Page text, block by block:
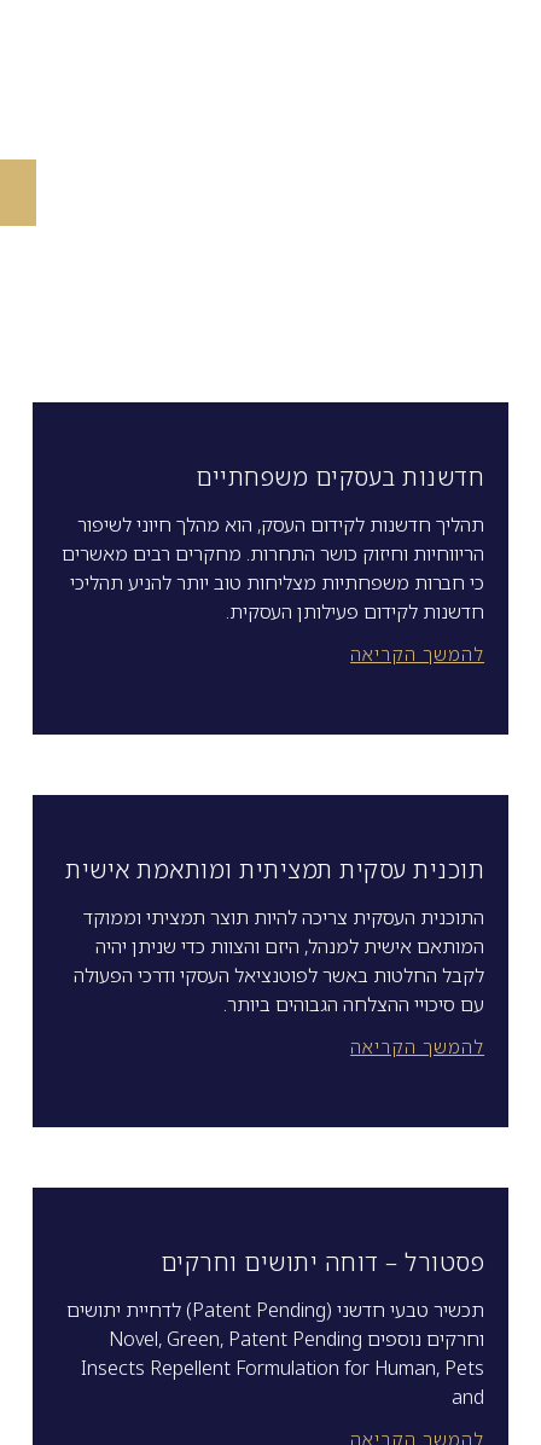
חדשנות בעסקים משפחתיים
תהליך חדשנות לקידום העסק, הוא מהלך חיוני לשיפור
הריווחיות וחיזוק כושר התחרות. מחקרים רבים מאשרים
כי חברות משפחתיות מצליחות טוב יותר להניע תהליכי
חדשנות לקידום פעילותן העסקית.
להמשך הקריאה
תוכנית עסקית תמציתית ומותאמת אישית
התוכנית העסקית צריכה להיות תוצר תמציתי וממוקד
המותאם אישית למנהל, היזם והצוות כדי שניתן יהיה
לקבל החלטות באשר לפוטנציאל העסקי ודרכי הפעולה
עם סיכויי ההצלחה הגבוהים ביותר.
להמשך הקריאה
פסטורל – דוחה יתושים וחרקים
תכשיר טבעי חדשני (Patent Pending) לדחיית יתושים
וחרקים נוספים Novel, Green, Patent Pending
Insects Repellent Formulation for Human, Pets
and
להמשך הקריאה